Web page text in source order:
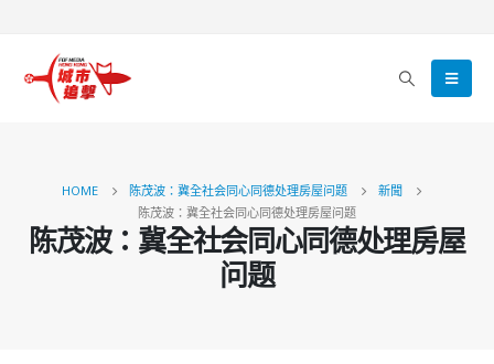
HOME 陈茂波：冀全社会同心同德处理房屋问题
新聞
陈茂波：冀全社会同心同德处理房屋问题
陈茂波：冀全社会同心同德处理房屋
问题